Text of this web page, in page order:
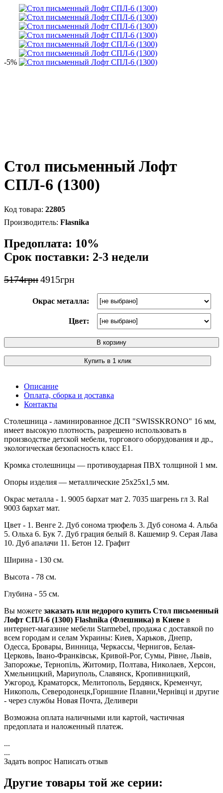
-5%
Стол письменный Лофт
СПЛ-6 (1300)
22805
Flasnika
Предоплата: 10%
Срок поставки: 2-3 недели
5174грн4915грн
Окрас металла:
Цвет:
В корзину
Купить в 1 клик
Описание
Оплата, сборка и доставка
Контакты
Столешница - ламинированное ДСП "SWISSKRONO" 16 мм,
имеет высокую плотность, разрешено использовать в
производстве детской мебели, торгового оборудования и др.,
экологическая безопасность класс Е1.
Кромка столешницы — противоударная ПВХ толщиной 1 мм.
Опоры изделия — металлические 25х25х1,5 мм.
Окрас металла - 1. 9005 бархат мат 2. 7035 шагрень гл 3. Ral
9003 бархат мат.
Цвет - 1. Венге 2. Дуб сонома трюфель 3. Дуб сонома 4. Альба
5. Ольха 6. Бук 7. Дуб грация белый 8. Кашемир 9. Серая Лава
10. Дуб апалачи 11. Бетон 12. Графит
Ширина - 130 см.
Высота - 78 см.
Глубина - 55 см.
Вы можете заказать или недорого купить Стол письменный
Лофт СПЛ-6 (1300) Flashnika (Флешника) в Киеве в
интернет-магазине мебели Starmebel, продажа с доставкой по
всем городам и селам Украины: Киев, Харьков, Днепр,
Одесса, Бровары, Винница, Черкассы, Чернигов, Белая-
Церковь, Івано-Франківськ, Кривой-Рог, Сумы, Рівне, Львів,
Запорожье, Тернопіль, Житомир, Полтава, Николаев, Херсон,
Хмельницкий, Мариуполь, Славянск, Кропивницкий,
Ужгород, Краматорск, Мелитополь, Бердянск, Кременчуг,
Никополь, Северодонецк,Горишние Плавни,Чернівці и другие
- через службы Новая Почта, Деливери
Возможна оплата наличными или картой, частичная
предоплата и наложенный платеж.
...
...
Задать вопрос Написать отзыв
Другие товары той же серии: